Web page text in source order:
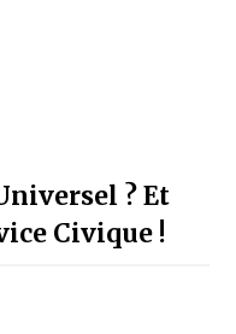
? Et
Civique !